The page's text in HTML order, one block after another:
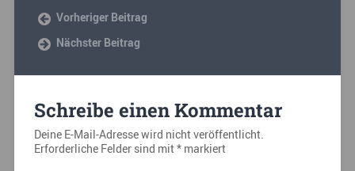
Vorheriger Beitrag
Nächster Beitrag
Schreibe einen Kommentar
Deine E-Mail-Adresse wird nicht veröffentlicht.
Erforderliche Felder sind mit*markiert